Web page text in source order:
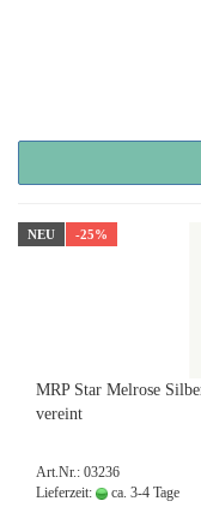
NEU -25%
MRP Star Melrose
vereint
Art.Nr.: 03236
Lieferzeit:
ca. 3-4 Tage